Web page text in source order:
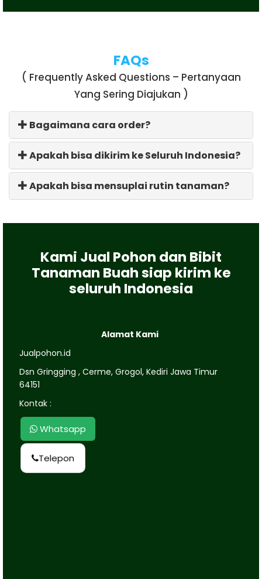
FAQs
( Frequently Asked Questions – Pertanyaan
Yang Sering Diajukan )
Bagaimana cara order?
Apakah bisa dikirim ke Seluruh Indonesia?
Apakah bisa mensuplai rutin tanaman?
Kami Jual Pohon dan Bibit
Tanaman Buah siap kirim ke
seluruh Indonesia
Alamat Kami
Jualpohon.id
Dsn Gringging , Cerme, Grogol, Kediri Jawa Timur
64151
Kontak :
Whatsapp
Telepon